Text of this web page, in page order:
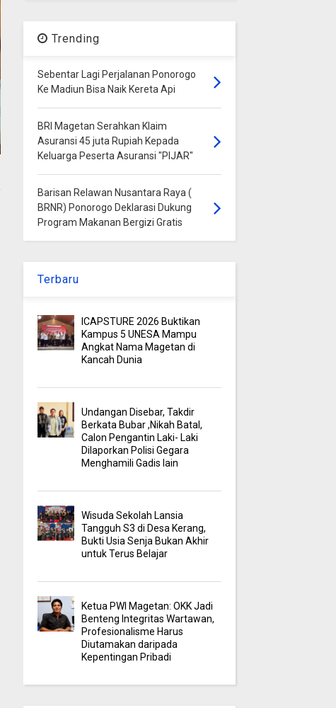
Trending
Sebentar Lagi Perjalanan Ponorogo
Ke Madiun Bisa Naik Kereta Api
BRI Magetan Serahkan Klaim
Asuransi 45 juta Rupiah Kepada
Keluarga Peserta Asuransi "PIJAR"
Barisan Relawan Nusantara Raya (
BRNR) Ponorogo Deklarasi Dukung
Program Makanan Bergizi Gratis
Terbaru
ICAPSTURE 2026 Buktikan
Kampus 5 UNESA Mampu
Angkat Nama Magetan di
Kancah Dunia
Undangan Disebar, Takdir
Berkata Bubar ,Nikah Batal,
Calon Pengantin Laki- Laki
Dilaporkan Polisi Gegara
Menghamili Gadis lain
Wisuda Sekolah Lansia
Tangguh S3 di Desa Kerang,
Bukti Usia Senja Bukan Akhir
untuk Terus Belajar
Ketua PWI Magetan: OKK Jadi
Benteng Integritas Wartawan,
Profesionalisme Harus
Diutamakan daripada
Kepentingan Pribadi